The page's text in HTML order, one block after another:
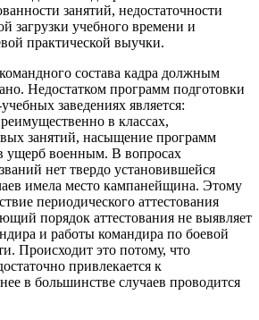
занятий, недостаточности
загрузки учебного времени и
практической выучки.
состава кадра должным
Недостатком программ подготовки
заведениях является:
в классах,
занятий, насыщение программ
ущерб военным. В вопросах
нет твердо установившейся
имела место кампанейщина. Этому
периодического аттестования
порядок аттестования не выявляет
и работы командира по боевой
Происходит это потому, что
привлекается к
в большинстве случаев проводится